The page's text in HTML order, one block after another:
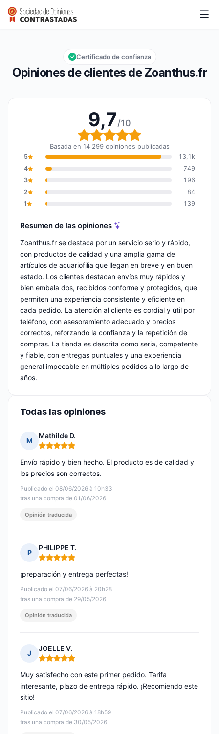
Zoanthus.fr
Calificación global: 9,7 de 10
9,7/10
Opiniones de clientes de Zoanthus.fr
Certificado de confianza
9,7/10
Calificación global: 9,7
Basada en 14 299 opiniones publicadas
5
13,1k
4
749
3
196
2
84
1
139
Resumen de las opiniones
Zoanthus.fr se destaca por un servicio serio y rápido,
con productos de calidad y una amplia gama de
artículos de acuariofilia que llegan en breve y en buen
estado. Los clientes destacan envíos muy rápidos y
bien embala dos, recibidos conforme y protegidos, que
permiten una experiencia consistente y eficiente en
cada pedido. La atención al cliente es cordial y útil por
teléfono, con asesoramiento adecuado y precios
correctos, reforzando la confianza y la repetición de
compras. La tienda es descrita como seria, competente
y fiable, con entregas puntuales y una experiencia
general impecable en múltiples pedidos a lo largo de
años.
Todas las opiniones
M
Mathilde D.
Nota: 5 de 5
Publicado el 08/06/2026 à 10h33
tras una compra de 01/06/2026
Envío rápido y bien hecho. El producto es de calidad y
los precios son correctos.
Opinión traducida
P
PHILIPPE T.
Nota: 5 de 5
Publicado el 07/06/2026 à 20h28
tras una compra de 29/05/2026
¡preparación y entrega perfectas!
Opinión traducida
J
JOELLE V.
Nota: 5 de 5
Publicado el 07/06/2026 à 18h59
tras una compra de 30/05/2026
Muy satisfecho con este primer pedido. Tarifa
interesante, plazo de entrega rápido. ¡Recomiendo este
sitio!